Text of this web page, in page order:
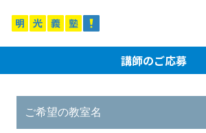
講師のご応募
ご希望の教室名